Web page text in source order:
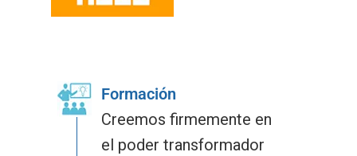
Formación
Creemos firmemente en
el poder transformador